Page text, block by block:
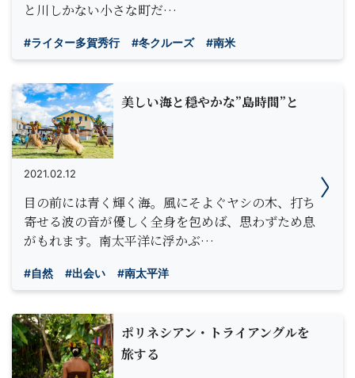
と川しかない小さな町だ…
#ライター多賀秀行 #冬クルーズ #南米
美しい海と穏やかな”島時間”と
2021.02.12
目の前には青く輝く海。風にそよぐヤシの木、打ち
寄せる波の音が優しく全身を包めば、思わずため息
がもれます。南太平洋に浮かぶ…
#自然 #出会い #南太平洋
ポリネシアン・トライアングルを
旅する